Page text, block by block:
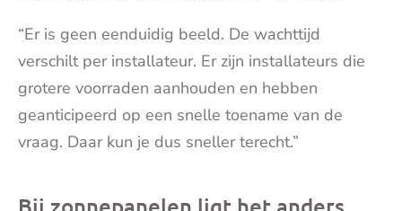
“Er is geen eenduidig beeld. De wachttijd
verschilt per installateur. Er zijn installateurs die
grotere voorraden aanhouden en hebben
geanticipeerd op een snelle toename van de
vraag. Daar kun je dus sneller terecht.”